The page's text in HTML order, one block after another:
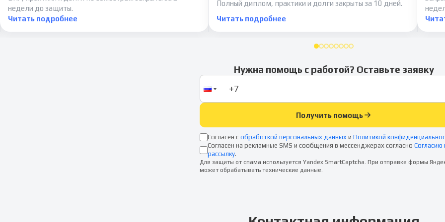
недели до защиты.
Читать подробнее
Полный диплом, практики и долги закрыты за 10 дней.
Читать подробнее
Нужна помощь с работой? Оставьте заявку
Получить помощь
Согласен с обработкой персональных данных и Политикой
Согласен на рекламные SMS и сообщения в мессенджерах согласно Согласию
рассылку.
Для защиты от спама используется Yandex SmartCaptcha. При отправке формы
может обрабатывать технические данные.